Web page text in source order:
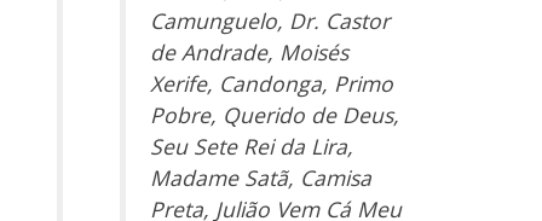
Camunguelo, Dr. Castor
de Andrade, Moisés
Xerife, Candonga, Primo
Pobre, Querido de Deus,
Seu Sete Rei da Lira,
Madame Satã, Camisa
Preta, Julião Vem Cá Meu